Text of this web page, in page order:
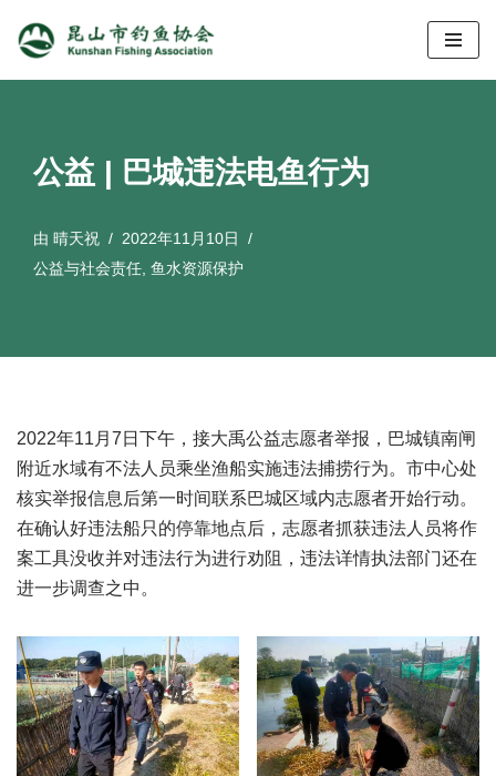
跳
公益 | 巴城违法电鱼行为
由 晴天祝
2022年11月10日
公益与社会责任 鱼水资源保护
2022年11月7日下午，接大禹公益志愿者举报，巴城镇南闸
附近水域有不法人员乘坐渔船实施违法捕捞行为。市中心处
核实举报信息后第一时间联系巴城区域内志愿者开始行动。
在确认好违法船只的停靠地点后，志愿者抓获违法人员将作
案工具没收并对违法行为进行劝阻，违法详情执法部门还在
进一步调查之中。